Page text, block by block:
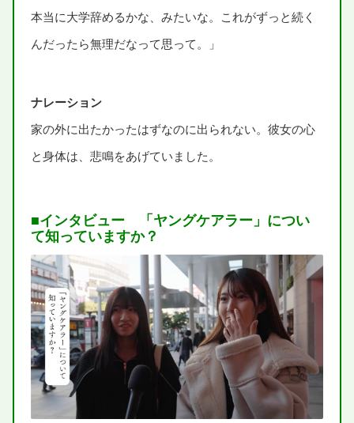
本当に大学辞めるかな、みたいな。これがずっと続く
んだったら無理だなって思って。」
ナレーション
家の外に出たかったはずなのに出 られない。 彼女の心
と身体は、 悲鳴をあげていました。
■インタビュー 「ヤングケアラー」につい
て知っていますか？